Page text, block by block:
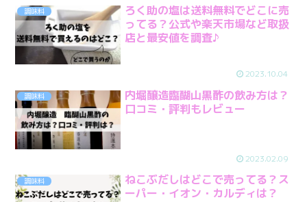
調味料
ろく助の塩は送料無料でどこに売
ってる？公式や楽天市場など取扱
店と最安値を調査♪
2023.10.04
調味料
内堀醸造臨醐山黒酢の飲み方は？
口コミ・評判もレビュー
2023.02.09
調味料
ねこぶだしはどこで売ってる？ス
ーパー・イオン・カルディは？